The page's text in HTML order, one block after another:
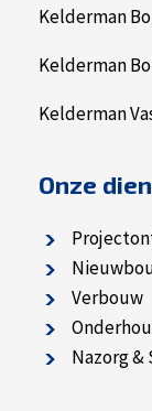
Kelderman
Kelderman
Kelderman
Onze
Verbouw
Nazorg &